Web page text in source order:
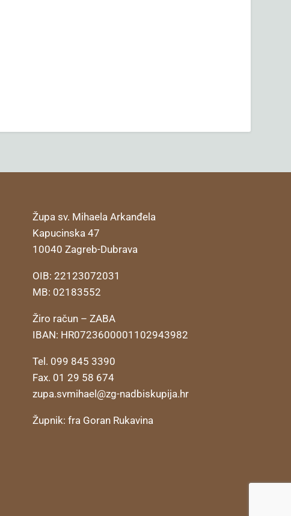
Župa sv. Mihaela Arkanđela
Kapucinska 47
10040 Zagreb-Dubrava
OIB: 22123072031
MB: 02183552
Žiro račun – ZABA
IBAN: HR0723600001102943982
Tel. 099 845 3390
Fax. 01 29 58 674
zupa.svmihael@zg-nadbiskupija.hr
Župnik: fra Goran Rukavina